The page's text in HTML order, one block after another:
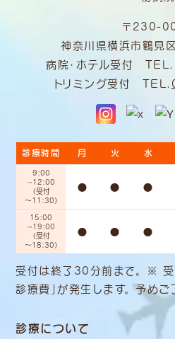
〒230-
神奈川県横浜市鶴見
病院・ホテル受付 TEL.
トリミング受付 TEL.
診療時間 月 火 水
9:00
~12:00
（受付
～11:30）
● ● ●
15:00
~19:00
（受付
～18:30）
● ● ●
受付は終了30分前まで。 ※ 受
診療費」 が発生します。 予めご
診療について